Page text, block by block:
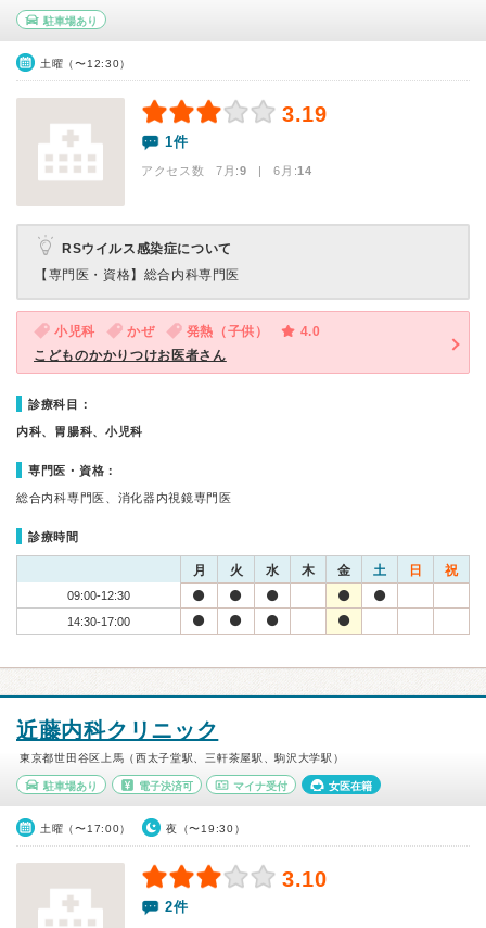
駐車場あり
土曜（〜12:30）
3.19
1件
アクセス数 7月:9 | 6月:14
RSウイルス感染症について
【専門医・資格】 総合内科専門医
小児科 かぜ 発熱（子供）
4.0
こどものかかりつけお医者さん
診療科目：
内科、胃腸科、小児科
専門医・資格：
総合内科専門医、消化器内視鏡専門医
診療時間
月 火 水 木 金 土 日 祝
09:00-12:30
14:30-17:00
近藤内科クリニック
東京都世田谷区上馬（西太子堂駅、三軒茶屋駅、駒沢大学駅）
駐車場あり 電子決済可 マイナ受付 女医在籍
土曜（〜17:00） 夜（〜19:30）
3.10
2件